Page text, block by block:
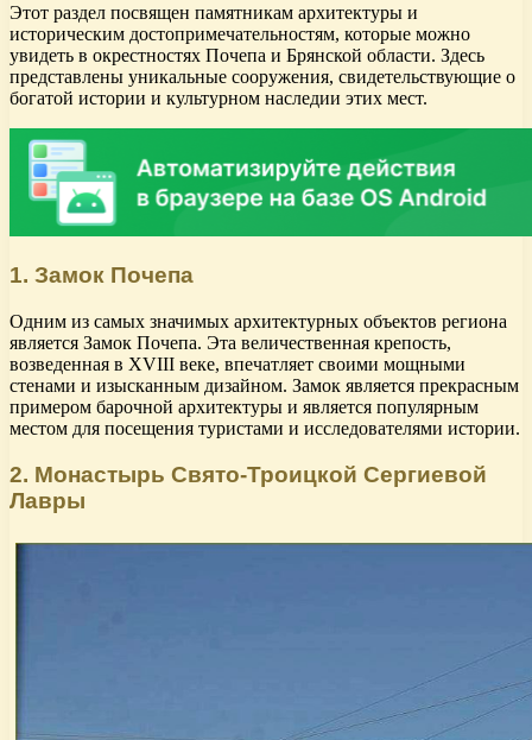
Этот раздел посвящен памятникам архитектуры и
историческим достопримечательностям, которые можно
увидеть в окрестностях Почепа и Брянской области. Здесь
представлены уникальные сооружения, свидетельствующие о
богатой истории и культурном наследии этих мест.
1. Замок Почепа
Одним из самых значимых архитектурных объектов региона
является Замок Почепа. Эта величественная крепость,
возведенная в XVIII веке, впечатляет своими мощными
стенами и изысканным дизайном. Замок является прекрасным
примером барочной архитектуры и является популярным
местом для посещения туристами и исследователями истории.
2. Монастырь Свято-Троицкой Сергиевой
Лавры